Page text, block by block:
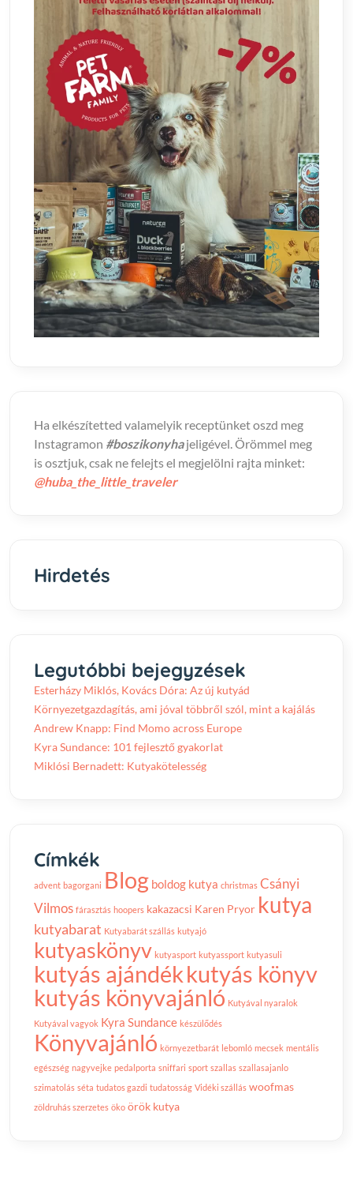
Ha elkészítetted valamelyik receptünket oszd meg
Instagramon #boszikonyhajeligével. Örömmel meg
is osztjuk, csak ne felejts el megjelölni rajta minket:
@huba_the_little_traveler
Hirdetés
Legutóbbi bejegyzések
Esterházy Miklós, Kovács Dóra: Az új kutyád
Környezetgazdagítás, ami jóval többről szól, mint a kajálás
Andrew Knapp: Find Momo across Europe
Kyra Sundance: 101 fejlesztő gyakorlat
Miklósi Bernadett: Kutyakötelesség
Címkék
advent bagorgani Blog boldog kutya christmas Csányi
Vilmos fárasztás hoopers kakazacsi Karen Pryor kutya
kutyabarat Kutyabarát szállás kutyajó
kutyaskönyv kutyasport kutyassport kutyasuli
kutyás ajándékkutyás könyv
kutyás könyvajánló Kutyával nyaralok
Kutyával vagyok Kyra Sundance készülődés
Könyvajánló környezetbarát lebomló mecsek mentális
egészség nagyvejke pedalporta sniffari sport szallas szallasajanlo
szimatolás séta tudatos gazdi tudatosság Vidéki szállás woofmas
zöldruhás szerzetes öko örök kutya